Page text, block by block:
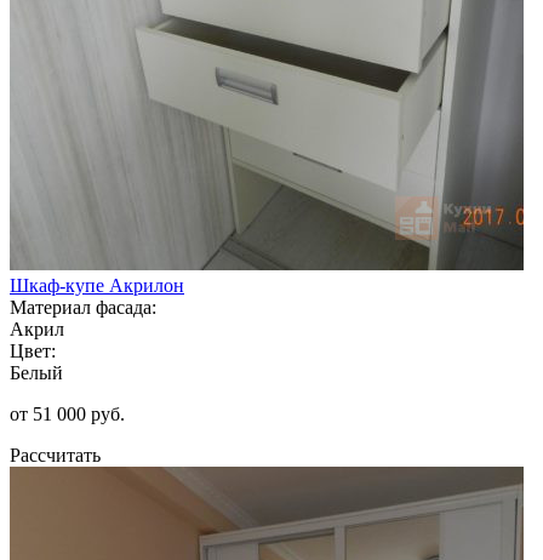
Шкаф-купе Акрилон
Материал фасада:
Акрил
Цвет:
Белый
от 51 000 руб.
Рассчитать